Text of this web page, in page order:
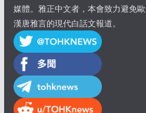
媒體。雅正中文者，本會致力避免
漢唐雅言的現代白話文報道。